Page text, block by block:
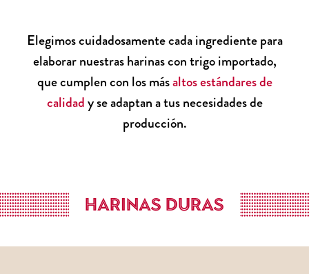
Elegimos cuidadosamente cada ingrediente para
elaborar nuestras harinas con trigo importado,
que cumplen con los másaltos estándares de
calidady se adaptan a tus necesidades de
producción.
HARINAS DURAS